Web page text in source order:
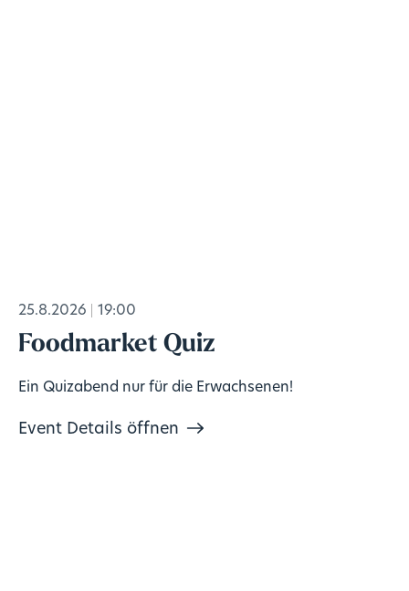
25.8.2026 19:00
Foodmarket Quiz
Ein Quizabend nur für die Erwachsenen!
Event Details öffnen